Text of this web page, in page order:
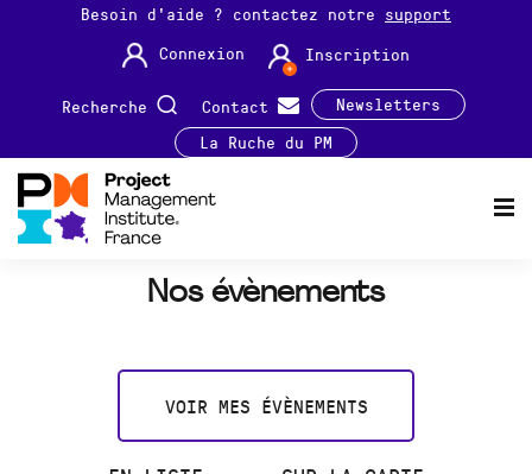
Besoin d'aide ? contactez notre support
Connexion
Inscription
Recherche Contact
Newsletters
La Ruche du PM
Nos évènements
VOIR MES ÉVÈNEMENTS